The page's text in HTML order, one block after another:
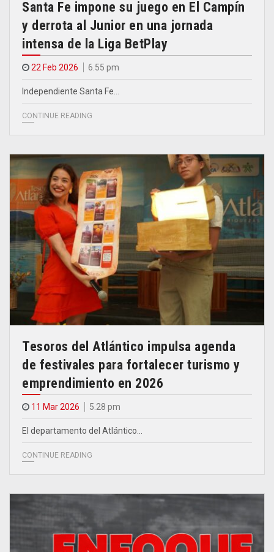
Santa Fe impone su juego en El Campín
y derrota al Junior en una jornada
intensa de la Liga BetPlay
22 Feb 2026 6.55 pm
Independiente Santa Fe…
CONTINUE READING
Tesoros del Atlántico impulsa agenda
de festivales para fortalecer turismo y
emprendimiento en 2026
11 Mar 2026 5.28 pm
El departamento del Atlántico…
CONTINUE READING